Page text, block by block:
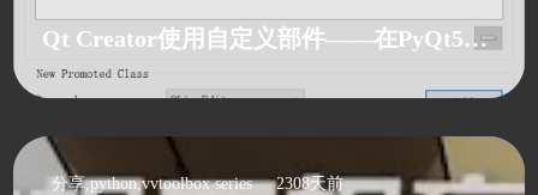
Qt Creator使用自定义部件——在PyQt5中应用
分享,python,vvtoolbox series 2308天前